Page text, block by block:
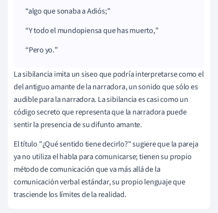
algoquesonabaa Adiós;
Y todo el mundopiensaque has muerto,
Pero yo.
La sibilancia imita un siseo que podría interpretarse como el
del antiguo amante de la narradora, un sonido que sólo es
audible para la narradora. La sibilancia es casi como un
código secreto que representa que la narradora puede
sentir la presencia de su difunto amante.
El título "¿Qué sentido tiene decirlo?" sugiere que la pareja
ya no utiliza el habla para comunicarse; tienen su propio
método de comunicación que va más allá de la
comunicación verbal estándar, su propio lenguaje que
trasciende los límites de la realidad.